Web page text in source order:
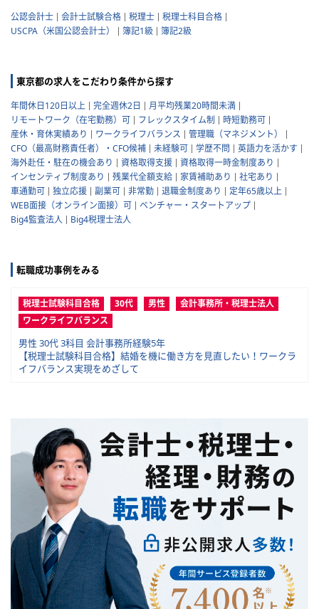
公認会計士 会計士試験合格 税理士
税理士科目合格
USCPA（米国公認会計士）
簿記1級 簿記2級
東京都の求人をこだわり条件から探す
年間休日120日以上 完全週休2日
月平均残業20時間未満
リモートワーク（在宅勤務）可
フレックスタイム制
時短勤務可
産休・育休実績あり
ワークライフバランス
管理職（マネジメント）
CFO（最高財務責任者）・CFO候補
未経験可 学歴不問
英語力を活かす
海外赴任・駐在の機会あり
資格取得支援
資格取得一時金制度あり
インセンティブ制度あり
残業代全額支給 家賃補助あり
社宅あり
車通勤可
独立応援 副業可 非常勤 退職金制度あり
定年65歳以上
WEB面接（オンライン面接）可
ベンチャー・スタートアップ
Big4監査法人
Big4税理士法人
転職成功事例をみる
税理士試験科目合格 30代 男性
会計事務所・税理士法人
ワークライフバランス
男性 30代 3科目 会計事務所経験5年
【税理士試験科目合格】結婚を機に働き方を見直したい！ワークラ
イフバランス実現をめざして